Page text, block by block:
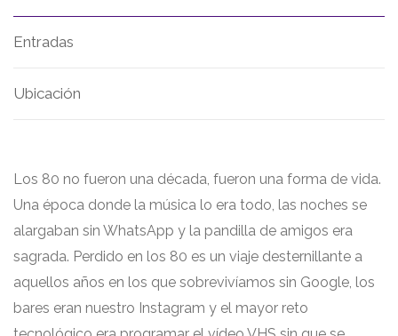
Entradas
Ubicación
Los 80 no fueron una década, fueron una forma de vida.
Una época donde la música lo era todo, las noches se
alargaban sin WhatsApp y la pandilla de amigos era
sagrada. Perdido en los 80 es un viaje desternillante a
aquellos años en los que sobrevivíamos sin Google, los
bares eran nuestro Instagram y el mayor reto